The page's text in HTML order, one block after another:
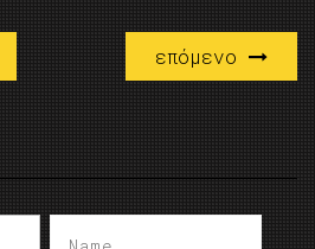
επόμενο